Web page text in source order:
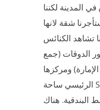
في المدينة لكننا
شقة لانها
تشاهد الكنائس
الدوقات (جمع
ومركزها
الرئيسي ساحة San Marco “سن
هناك